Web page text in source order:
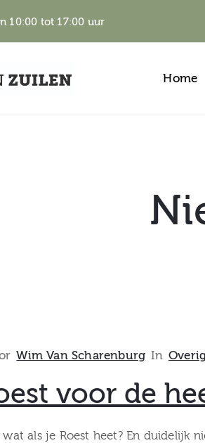
10:00 tot 17:00 uur
Home
Wim Van Scharenburg In
voor de
wat als je Roest heet? En duidelijk